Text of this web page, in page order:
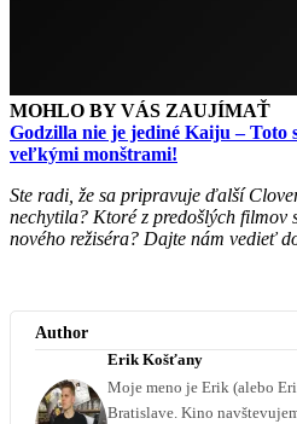
MOHLO BY VÁS ZAUJÍMAŤ
Godzilla nie je jediné Kaiju – Toto
veľkými monštrami!
Ste radi, že sa pripravuje ďalší
nechytila? Ktoré z predošlých filmov
nového režiséra? Dajte nám vedieť
Author
Erik Košťany
Moje meno je Erik (alebo
Bratislave. Kino